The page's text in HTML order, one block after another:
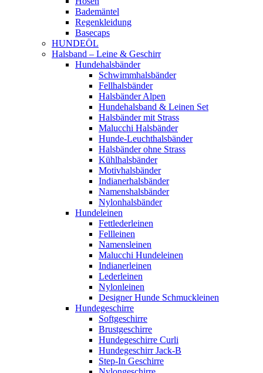
Bademäntel
Regenkleidung
Basecaps
HUNDEÖL
Halsband – Leine & Geschirr
Hundehalsbänder
Schwimmhalsbänder
Fellhalsbänder
Halsbänder Alpen
Hundehalsband & Leinen Set
Halsbänder mit Strass
Malucchi Halsbänder
Hunde-Leuchthalsbänder
Halsbänder ohne Strass
Kühlhalsbänder
Motivhalsbänder
Indianerhalsbänder
Namenshalsbänder
Nylonhalsbänder
Hundeleinen
Fettlederleinen
Fellleinen
Namensleinen
Malucchi Hundeleinen
Indianerleinen
Lederleinen
Nylonleinen
Designer Hunde Schmuckleinen
Hundegeschirre
Softgeschirre
Brustgeschirre
Hundegeschirre Curli
Hundegeschirr Jack-B
Step-In Geschirre